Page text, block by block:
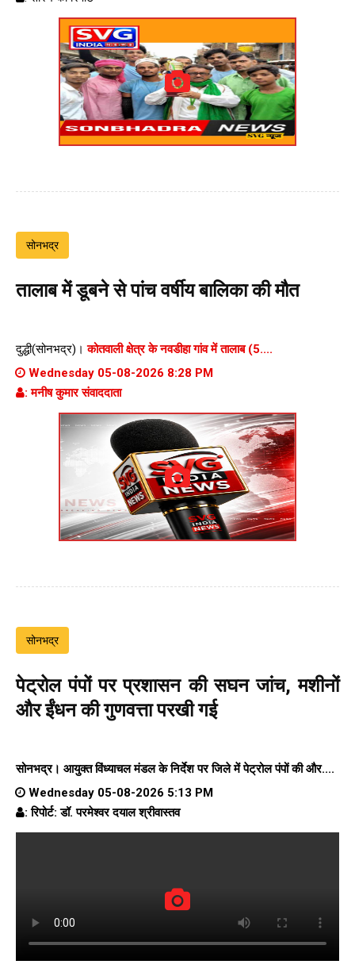
सोनभद्र
तालाब में डूबने से पांच वर्षीय बालिका की मौत
दुद्धी(सोनभद्र)।कोतवाली क्षेत्र के नवडीहा गांव में तालाब (5....
Wednesday 05-08-2026 8:28 PM
: मनीष कुमार संवाददाता
सोनभद्र
पेट्रोल पंपों पर प्रशासन की सघन जांच, मशीनों
और ईंधन की गुणवत्ता परखी गई
सोनभद्र। आयुक्त विंध्याचल मंडल के निर्देश पर जिले में पेट्रोल पंपों की और....
Wednesday 05-08-2026 5:13 PM
: रिपोर्ट: डॉ. परमेश्वर दयाल श्रीवास्तव